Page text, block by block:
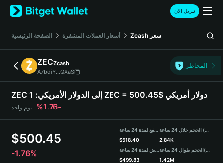
English
日本語
Русский
Español (Latinoamérica)
Türkçe
Deutsch
简体中文
Português (Portugal)
Bahasa Indonesia
تنزيل الآن
الصفحة الرئيسية أسعار العملات المشفرة Zcash سعر
ZECZcash
A7bdiY...QXaS
المخاطر
ZEC إلى الدولار الأمريكي:
1 ZEC = 500.45$ دولار أمريكي
-1.76%
يوم واحد
$500.45
-1.76%
مرتفع لمدة 24 ساعة
$518.40
منخفض لمدة 24 ساعة
$499.83
الحجم خلال 24 ساعة (ZEC)
2.84K
الحجم طوال 24 ساعة(USDT)
1.42M